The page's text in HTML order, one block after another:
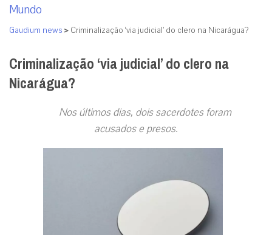
Mundo
Gaudium news > Criminalização ‘via judicial’ do clero na Nicarágua?
Criminalização ‘via judicial’ do clero na
Nicarágua?
Nos últimos dias, dois sacerdotes foram
acusados e presos.